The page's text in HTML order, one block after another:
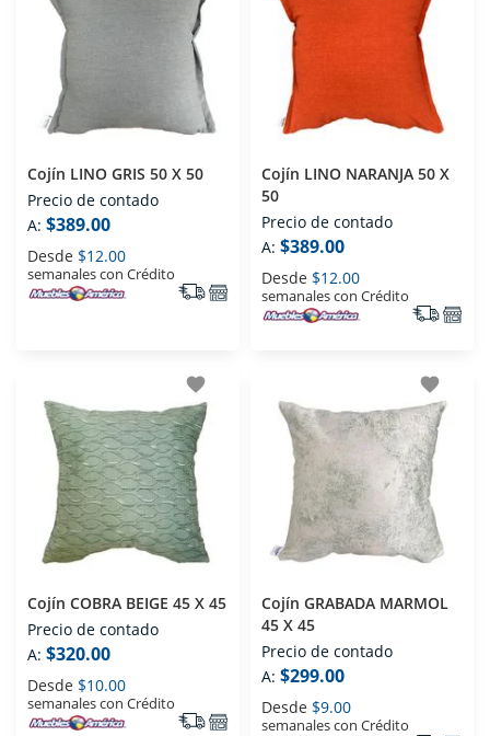
Cojín LINO GRIS 50 X 50
Precio de contado
A: $389.00
Desde $12.00
semanales con Crédito
Cojín LINO NARANJA 50 X
50
Precio de contado
A: $389.00
Desde $12.00
semanales con Crédito
favorite
Cojín COBRA BEIGE 45 X 45
Precio de contado
A: $320.00
Desde $10.00
semanales con Crédito
favorite
Cojín GRABADA MARMOL
45 X 45
Precio de contado
A: $299.00
Desde $9.00
semanales con Crédito